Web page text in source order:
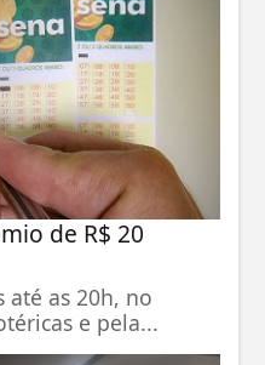
de R$ 20
até as 20h, no
e pela...